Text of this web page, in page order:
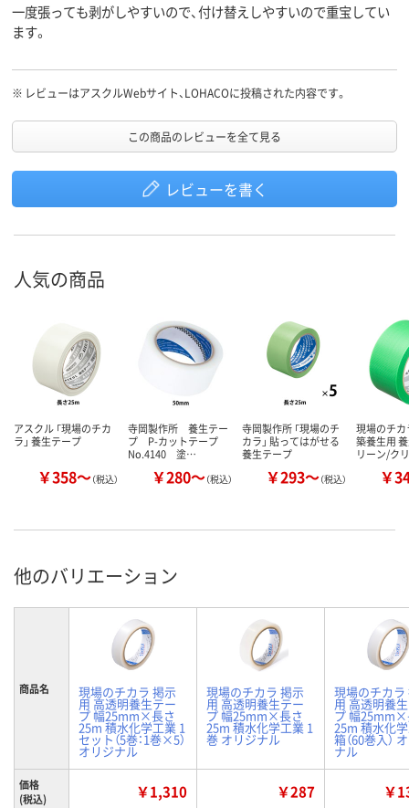
一度張っても剥がしやすいので、付け替えしやすいので重宝してい
ます。
※ レビューはアスクルWebサイト、LOHACOに投稿された内容です。
この商品のレビューを全て見る
レビューを書く
人気の商品
アスクル 「現場のチカ
ラ」 養生テープ
￥358～（税込）
寺岡製作所 養生テー
プ P-カットテープ
No.4140 塗…
￥280～（税込）
寺岡製作所 「現場のチ
カラ」 貼ってはがせる
養生テープ
￥293～（税込）
現場のチカ
築養生用
リーン/ク
￥
他のバリエーション
商品名 現場のチカラ 掲示
用 高透明養生テー
プ 幅25mm×長さ
25m 積水化学工業 1
セット（5巻：1巻×5）
オリジナル
現場のチカラ 掲示
用 高透明養生テー
プ 幅25mm×長さ
25m 積水化学工業 1
巻 オリジナル
現場のチカラ
用 高透明養
プ 幅25mm×
25m 積水化
箱（60巻入）
ナル
価格
(税込)
￥1,310 ￥287 ￥